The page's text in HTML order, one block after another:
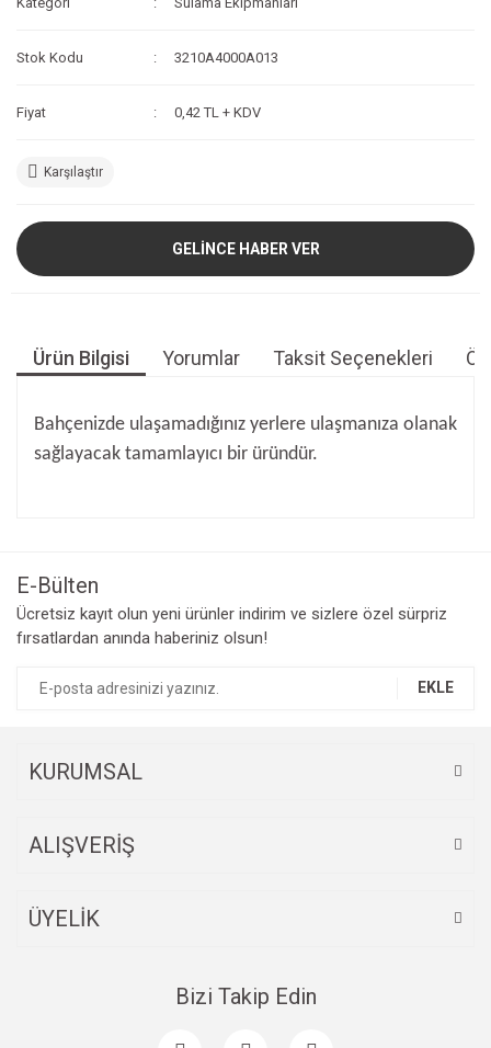
Stok Kodu 3210A4000A013
Fiyat 0,42 TL + KDV
Karşılaştır
GELİNCE HABER VER
Ürün Bilgisi Yorumlar Taksit Seçenekleri
Bahçenizde ulaşamadığınız yerlere ulaşmanıza olanak
sağlayacak tamamlayıcı bir üründür.
Ürün resmi kalitesiz, bozuk veya görüntülenemiyor.
Ürün açıklamasında eksik bilgiler bulunuyor.
E-Bülten
Ücretsiz kayıt olun yeni ürünler indirim ve sizlere özel sürpriz
fırsatlardan anında haberiniz olsun!
EKLE
KURUMSAL
ALIŞVERİŞ
ÜYELİK
Bizi Takip Edin